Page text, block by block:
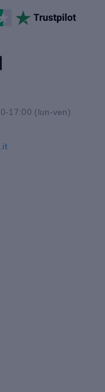
17:00 (lun-ven)